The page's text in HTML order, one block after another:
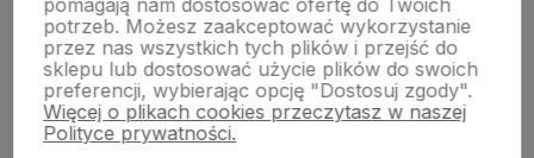
SKLEPOWY NIEZBĘDNIK
BAZA WIEDZY
pomagają nam dostosować ofertę do Twoich
potrzeb. Możesz zaakceptować wykorzystanie
przez nas wszystkich tych plików i przejść do
sklepu lub dostosować użycie plików do swoich
preferencji, wybierając opcję "Dostosuj zgody".
Więcej o plikach cookies przeczytasz w naszej
Polityce prywatności.